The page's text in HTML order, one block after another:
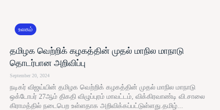
உலகம்
தமிழக வெற்றிக் கழகத்தின் முதல் மாநில மாநாடு
தொடர்பான அறிவிப்பு
September 20, 2024
நடிகர் விஜய்யின் தமிழக வெற்றிக் கழகத்தின் முதல் மாநில மாநாடு
ஒக்டோபர் 27ஆம் திகதி விழுப்புரம் மாவட்டம், விக்கிரவாண்டி வி.சாலை
கிராமத்தில் நடைபெற உள்ளதாக அறிவிக்கப்பட்டுள்ளது.தமிழ்...